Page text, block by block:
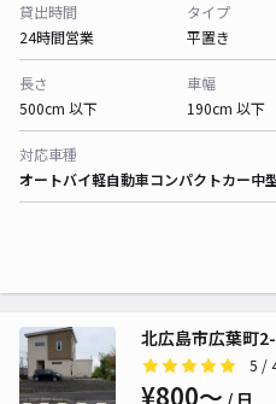
貸出時間
24時間営業
タイプ
平置き
長さ
500cm 以下
車幅
190cm 以下
対応車種
オートバイ軽自動車コンパクトカー中
北広島市広葉町
5 /
¥800〜 / 日